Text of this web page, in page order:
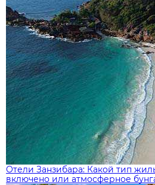
Отели Занзибара: Какой тип
включено или атмосферное